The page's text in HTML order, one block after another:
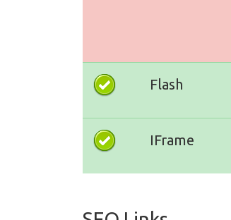
Flash
IFrame